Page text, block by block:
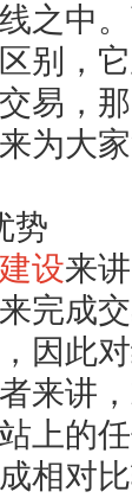
之中
别，
易，
为大
势
设来
完成
因此
来讲
上的
相对